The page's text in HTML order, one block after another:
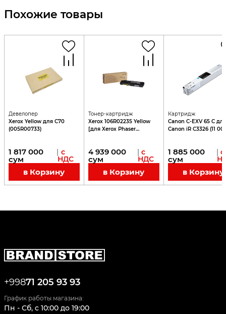
Похожие товары
Девелопер
Xerox Yellow для С70
(005R00733)
1 817 000
сум
| с
НДС
в Корзину
Тонер-картридж
Xerox 106R02235 Yellow
[для Xerox Phaser
4 939 000
сум
| с
НДС
в Корзину
Картридж
Canon C-EXV 65 С для
Canon iR C3326 (11
1 885 000
сум
| с
в Корзину
+99871 205 93 93
График работы магазина:
Пн - Сб, c 10:00 до 19:00